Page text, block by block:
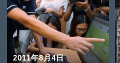
2011年8月4日